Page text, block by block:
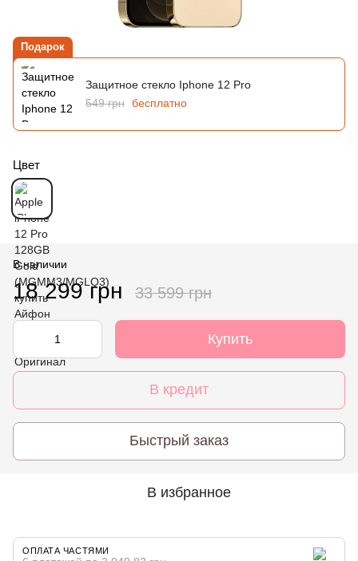
Подарок
Защитное стекло Iphone 12 Pro
549 грн бесплатно
Цвет
В наличии
18 299 грн 33 599 грн
Купить
В кредит
Быстрый заказ
В избранное
ОПЛАТА ЧАСТЯМИ